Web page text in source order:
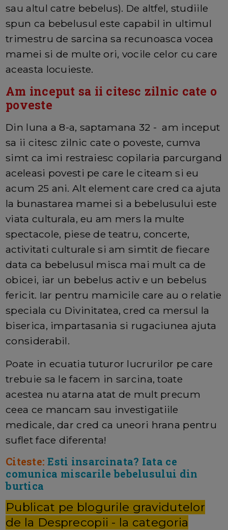
sau altul catre bebelus). De altfel, studiile
spun ca bebelusul este capabil in ultimul
trimestru de sarcina sa recunoasca vocea
mamei si de multe ori, vocile celor cu care
aceasta locuieste.
Am inceput sa ii citesc zilnic cate o
poveste
Din luna a 8-a, saptamana 32 - am inceput
sa ii citesc zilnic cate o poveste, cumva
simt ca imi restraiesc copilaria parcurgand
aceleasi povesti pe care le citeam si eu
acum 25 ani. Alt element care cred ca ajuta
la bunastarea mamei si a bebelusului este
viata culturala, eu am mers la multe
spectacole, piese de teatru, concerte,
activitati culturale si am simtit de fiecare
data ca bebelusul misca mai mult ca de
obicei, iar un bebelus activ e un bebelus
fericit. Iar pentru mamicile care au o relatie
speciala cu Divinitatea, cred ca mersul la
biserica, impartasania si rugaciunea ajuta
considerabil.
Poate in ecuatia tuturor lucrurilor pe care
trebuie sa le facem in sarcina, toate
acestea nu atarna atat de mult precum
ceea ce mancam sau investigatiile
medicale, dar cred ca uneori hrana pentru
suflet face diferenta!
Citeste: Esti insarcinata? Iata ce
comunica miscarile bebelusului din
burtica
Publicat pe blogurile gravidutelor
de la Desprecopii - la categoria